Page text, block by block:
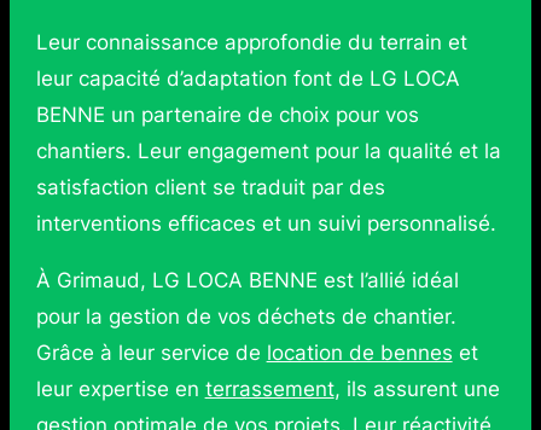
Leur connaissance approfondie du terrain et
leur capacité d’adaptation font de LG LOCA
BENNE un partenaire de choix pour vos
chantiers. Leur engagement pour la qualité et la
satisfaction client se traduit par des
interventions efficaces et un suivi personnalisé.
À Grimaud, LG LOCA BENNE est l’allié idéal
pour la gestion de vos déchets de chantier.
Grâce à leur service de location de bennes et
leur expertise en terrassement, ils assurent une
gestion optimale de vos projets. Leur réactivité